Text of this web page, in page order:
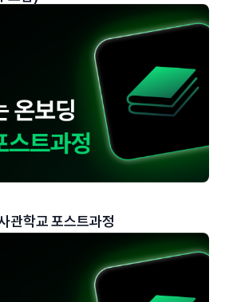
관학교 포스트과정